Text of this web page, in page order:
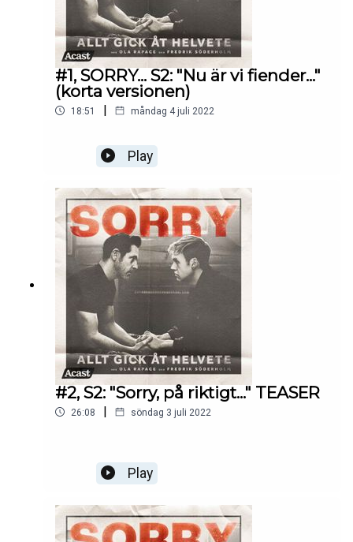
#1, SORRY... S2: "Nu är vi fiender..."
(korta versionen)
18:51 | måndag 4 juli 2022
Play
#2, S2: "Sorry, på riktigt..." TEASER
26:08 | söndag 3 juli 2022
Play